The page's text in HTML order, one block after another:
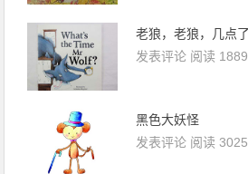
老狼，老狼，几点了
发表评论 阅读
黑色大妖怪
发表评论 阅读